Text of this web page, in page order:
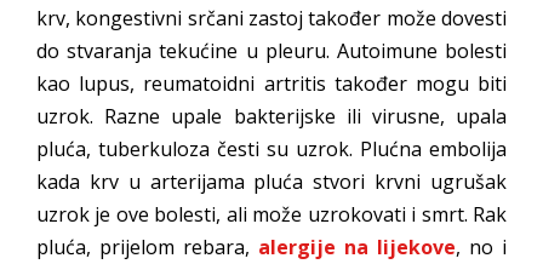
krv, kongestivni srčani zastoj također može dovesti
do stvaranja tekućine u pleuru. Autoimune bolesti
kao lupus, reumatoidni artritis također mogu biti
uzrok. Razne upale bakterijske ili virusne, upala
pluća, tuberkuloza česti su uzrok. Plućna embolija
kada krv u arterijama pluća stvori krvni ugrušak
uzrok je ove bolesti, ali može uzrokovati i smrt. Rak
pluća, prijelom rebara, alergije na lijekove, no i